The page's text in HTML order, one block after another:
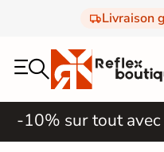
Livraison
-10% sur tout avec